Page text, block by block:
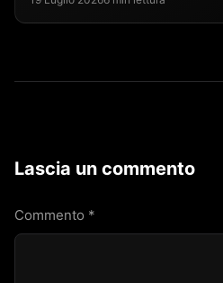
Lascia un commento
Commento *